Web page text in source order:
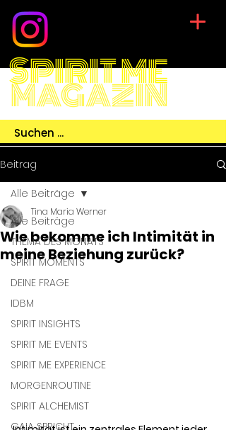
SPIRIT ME
MAGAZIN
Beitrag
Alle Beiträge
THEMA DES MONATS
SPIRIT MOMENTS
DEINE FRAGE
IDBM
SPIRIT INSIGHTS
SPIRIT ME EVENTS
SPIRIT ME EXPERIENCE
MORGENROUTINE
SPIRIT ALCHEMIST
GAIA SPRICHT
Alle Beiträge
Wie bekomme ich Intimität in
meine Beziehung zurück?
Tina Maria Werner